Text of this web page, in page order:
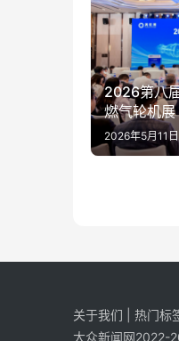
2026第八
燃气轮机
2026年5月11日
关于我们 热门标
大众新闻网2022-